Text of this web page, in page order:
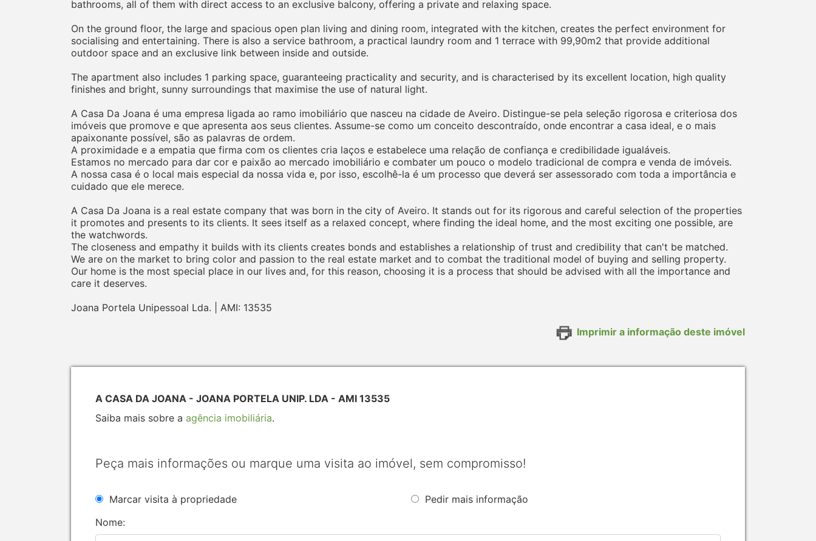
bathrooms, all of them with direct access to an exclusive balcony, offering a private and relaxing space.
On the ground floor, the large and spacious open plan living and dining room, integrated with the kitchen, creates the perfect environment for
socialising and entertaining. There is also a service bathroom, a practical laundry room and 1 terrace with 99,90m2 that provide additional
outdoor space and an exclusive link between inside and outside.
The apartment also includes 1 parking space, guaranteeing practicality and security, and is characterised by its excellent location, high quality
finishes and bright, sunny surroundings that maximise the use of natural light.
A Casa Da Joana é uma empresa ligada ao ramo imobiliário que nasceu na cidade de Aveiro. Distingue-se pela seleção rigorosa e criteriosa dos
imóveis que promove e que apresenta aos seus clientes. Assume-se como um conceito descontraído, onde encontrar a casa ideal, e o mais
apaixonante possível, são as palavras de ordem.
A proximidade e a empatia que firma com os clientes cria laços e estabelece uma relação de confiança e credibilidade igualáveis.
Estamos no mercado para dar cor e paixão ao mercado imobiliário e combater um pouco o modelo tradicional de compra e venda de imóveis.
A nossa casa é o local mais especial da nossa vida e, por isso, escolhê-la é um processo que deverá ser assessorado com toda a importância e
cuidado que ele merece.
A Casa Da Joana is a real estate company that was born in the city of Aveiro. It stands out for its rigorous and careful selection of the properties
it promotes and presents to its clients. It sees itself as a relaxed concept, where finding the ideal home, and the most exciting one possible, are
the watchwords.
The closeness and empathy it builds with its clients creates bonds and establishes a relationship of trust and credibility that can't be matched.
We are on the market to bring color and passion to the real estate market and to combat the traditional model of buying and selling property.
Our home is the most special place in our lives and, for this reason, choosing it is a process that should be advised with all the importance and
care it deserves.
Joana Portela Unipessoal Lda. | AMI: 13535
Imprimir a informação deste imóvel
A CASA DA JOANA - JOANA PORTELA UNIP. LDA - AMI 13535
Saiba mais sobre a agência imobiliária.
Peça mais informações ou marque uma visita ao imóvel, sem compromisso!
Marcar visita à propriedade
Pedir mais informação
Nome: